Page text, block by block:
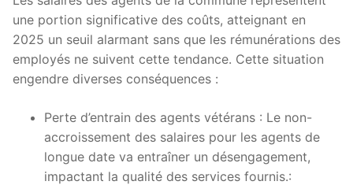
une portion significative des coûts, atteignant en
2025 un seuil alarmant sans que les rémunérations des
employés ne suivent cette tendance. Cette situation
engendre diverses conséquences :
Perte d’entrain des agents vétérans : Le non-
accroissement des salaires pour les agents de
longue date va entraîner un désengagement,
impactant la qualité des services fournis.: